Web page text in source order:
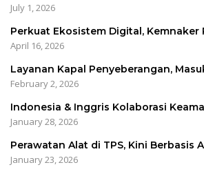
July 1, 2026
Perkuat Ekosistem Digital, Kemnaker
April 16, 2026
Layanan Kapal Penyeberangan,
February 2, 2026
Indonesia & Inggris Kolaborasi
January 28, 2026
Perawatan Alat di TPS, Kini Berbasis
January 23, 2026